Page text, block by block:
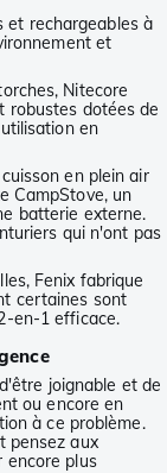
et rechargeables à
et
Nitecore
robustes dotées de
en
en plein air
CampStove, un
batterie externe.
qui n'ont pas
Fenix fabrique
certaines sont
en-1 efficace.
joignable et de
ou encore en
à ce problème.
pensez aux
encore plus